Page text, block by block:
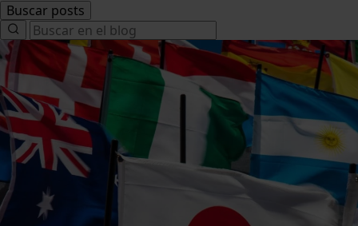
Buscar posts
Search
for: